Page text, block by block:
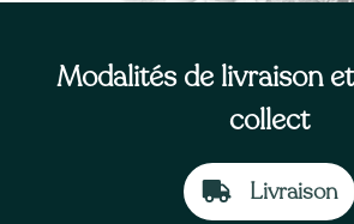
Modalités de livraison
collect
Livraison